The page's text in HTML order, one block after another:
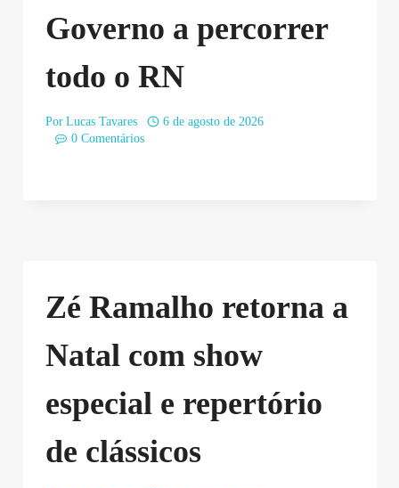
Governo a percorrer
todo o RN
Por Lucas Tavares
6 de agosto de 2026
0 Comentários
Zé Ramalho retorna a
Natal com show
especial e repertório
de clássicos